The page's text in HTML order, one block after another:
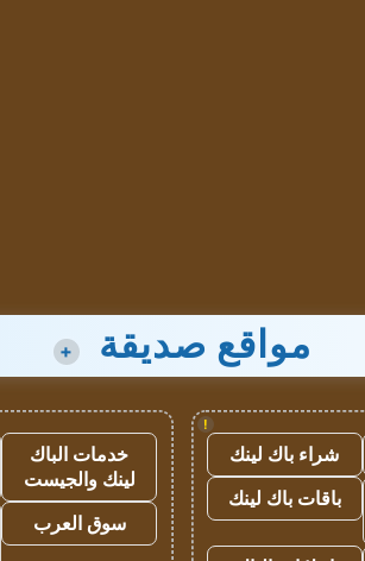
مواقع صديقة +
!
شراء باك لينك
باقات باك لينك
خدمات الباك
لينك والجيست
سوق العرب